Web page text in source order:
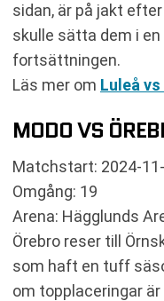
sidan, är på jakt
skulle sätta dem i
fortsättningen.
Läs mer om Luleå
MODO VS
Matchstart: 2024-
Omgång: 19
Arena: Hägglunds
Örebro reser till
som haft en tuff
om topplaceringar